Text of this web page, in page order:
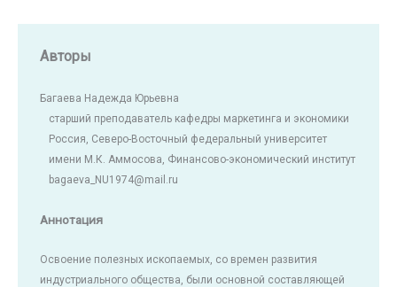
Авторы
Багаева Надежда Юрьевна
старший преподаватель кафедры маркетинга и экономики
Россия, Северо-Восточный федеральный университет
имени М.К. Аммосова, Финансово-экономический институт
bagaeva_NU1974@mail.ru
Аннотация
Освоение полезных ископаемых, со времен развития
индустриального общества, были основной составляющей